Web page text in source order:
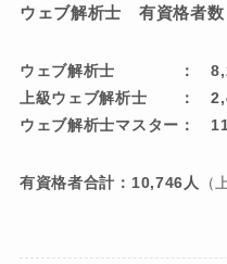
ウェブ解析士 有資格者数
ウェブ解析士 ：
上級ウェブ解析士 ：
ウェブ解析士マスター：
有資格者合計：10,746人 （